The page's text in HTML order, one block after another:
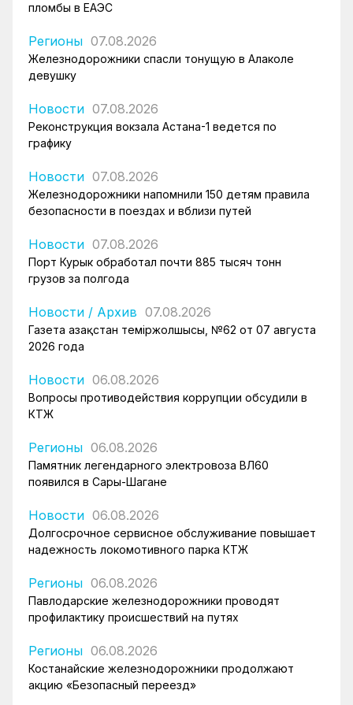
пломбы в ЕАЭС
Регионы 07.08.2026
Железнодорожники спасли тонущую в Алаколе
девушку
Новости 07.08.2026
Реконструкция вокзала Астана-1 ведется по
графику
Новости 07.08.2026
Железнодорожники напомнили 150 детям правила
безопасности в поездах и вблизи путей
Новости 07.08.2026
Порт Курык обработал почти 885 тысяч тонн
грузов за полгода
Новости / Архив 07.08.2026
Газета Қазақстан теміржолшысы, №62 от 07 августа
2026 года
Новости 06.08.2026
Вопросы противодействия коррупции обсудили в
КТЖ
Регионы 06.08.2026
Памятник легендарного электровоза ВЛ60
появился в Сары-Шагане
Новости 06.08.2026
Долгосрочное сервисное обслуживание повышает
надежность локомотивного парка КТЖ
Регионы 06.08.2026
Павлодарские железнодорожники проводят
профилактику происшествий на путях
Регионы 06.08.2026
Костанайские железнодорожники продолжают
акцию «Безопасный переезд»